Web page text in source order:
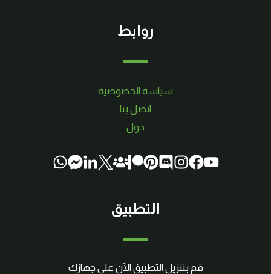
روابط
سياسة الخصوصية
اتصل بنا
حول
التطبيق
قم بتنزيل التطبيق الآن على جهازك